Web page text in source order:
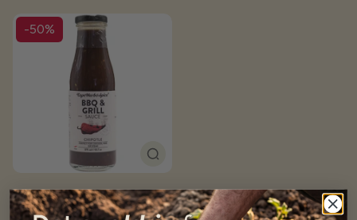
-50%
Cape Herb & Spice BBQ &
Grill sauce - Chipotle - 375ml